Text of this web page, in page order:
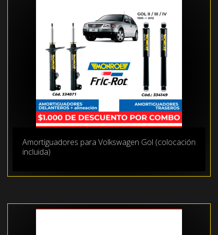
Amortiguadores para Volkswagen Gol (colocación
incluida)